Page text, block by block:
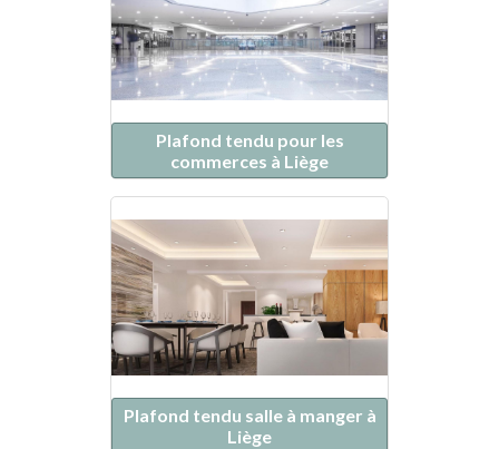
Plafond tendu pour les
commerces à Liège
Plafond tendu salle à manger à
Liège